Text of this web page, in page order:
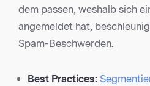
dem passen, weshalb sich
angemeldet hat,
Spam-Beschwerden.
Best Practices: